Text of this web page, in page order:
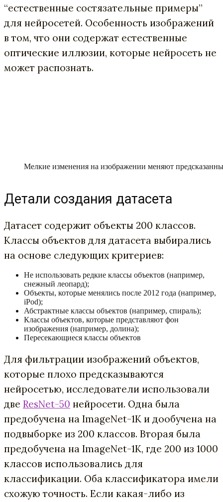
“естественные состязательные примеры”
для нейросетей. Особенность изображений
в том, что они содержат естественные
оптические иллюзии, которые нейросеть не
может распознать.
Мелкие изменения на изображении меняют
Детали создания датасета
Датасет содержит объекты 200 классов.
Классы объектов для датасета выбирались
на основе следующих критериев:
Не использовать редкие классы объектов (например,
снежный леопард);
Объекты, которые менялись после 2012 года (например,
iPod);
Абстрактные классы объектов (например, спираль);
Классы объектов, которые представляют фон
изображения (например, долина);
Пересекающиеся классы объектов
Для фильтрации изображений объектов,
которые плохо предсказываются
нейросетью, исследователи использовали
две ResNet-50 нейросети. Одна была
предобучена на ImageNet-1K и дообучена на
подвыборке из 200 классов. Вторая была
предобучена на ImageNet-1K, где 200 из 1000
классов использовались для
классификации. Оба классификатора имели
схожую точность. Если какая-либо из